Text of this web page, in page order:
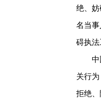
绝、
名当
碍执法
中
关行
拒绝